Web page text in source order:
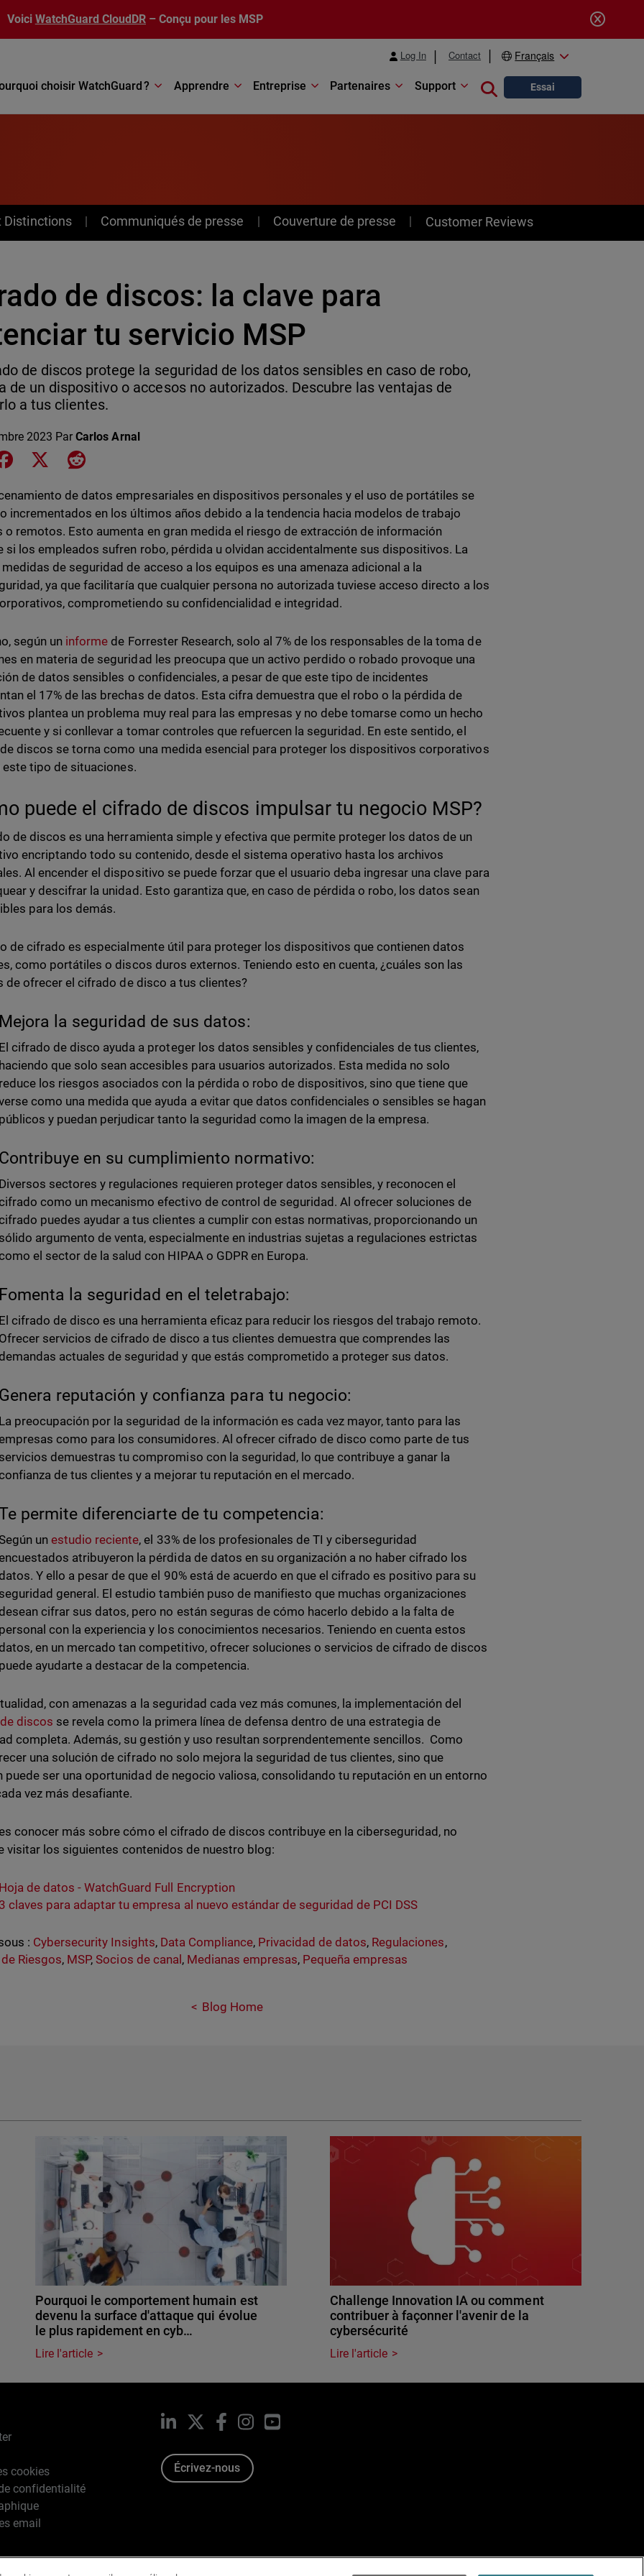
Voici WatchGuard CloudDR – Conçu pour les MSP
Log In Contact Français
choisir WatchGuard ? Apprendre Entreprise Partenaires Support Close search
Essai
Distinctions Communiqués de presse Couverture de presse Customer Reviews
de discos: la clave para
tu servicio MSP
de discos protege la seguridad de los datos sensibles en caso de robo,
de un dispositivo o accesos no autorizados. Descubre las ventajas de
a tus clientes.
2023 ParCarlos Arnal
on LinkedIn
Share on Facebook
Share on XShare on Reddit
de datos empresariales en dispositivos personales y el uso de portátiles se
incrementados en los últimos años debido a la tendencia hacia modelos de trabajo
o remotos. Esto aumenta en gran medida el riesgo de extracción de información
si los empleados sufren robo, pérdida u olvidan accidentalmente sus dispositivos. La
de seguridad de acceso a los equipos es una amenaza adicional a la
ya que facilitaría que cualquier persona no autorizada tuviese acceso directo a los
comprometiendo su confidencialidad e integridad.
según un informe de Forrester Research, solo al 7% de los responsables de la toma de
en materia de seguridad les preocupa que un activo perdido o robado provoque una
de datos sensibles o confidenciales, a pesar de que este tipo de incidentes
el 17% de las brechas de datos. Esta cifra demuestra que el robo o la pérdida de
plantea un problema muy real para las empresas y no debe tomarse como un hecho
y si conllevar a tomar controles que refuercen la seguridad. En este sentido, el
discos se torna como una medida esencial para proteger los dispositivos corporativos
este tipo de situaciones.
puede el cifrado de discos impulsar tu negocio MSP?
de discos es una herramienta simple y efectiva que permite proteger los datos de un
encriptando todo su contenido, desde el sistema operativo hasta los archivos
Al encender el dispositivo se puede forzar que el usuario deba ingresar una clave para
y descifrar la unidad. Esto garantiza que, en caso de pérdida o robo, los datos sean
para los demás.
de cifrado es especialmente útil para proteger los dispositivos que contienen datos
como portátiles o discos duros externos. Teniendo esto en cuenta, ¿cuáles son las
de ofrecer el cifrado de disco a tus clientes?
Mejora la seguridad de sus datos:
El cifrado de disco ayuda a proteger los datos sensibles y confidenciales de tus clientes,
haciendo que solo sean accesibles para usuarios autorizados. Esta medida no solo
reduce los riesgos asociados con la pérdida o robo de dispositivos, sino que tiene que
como una medida que ayuda a evitar que datos confidenciales o sensibles se hagan
públicos y puedan perjudicar tanto la seguridad como la imagen de la empresa.
Contribuye en su cumplimiento normativo:
Diversos sectores y regulaciones requieren proteger datos sensibles, y reconocen el
como un mecanismo efectivo de control de seguridad. Al ofrecer soluciones de
puedes ayudar a tus clientes a cumplir con estas normativas, proporcionando un
sólido argumento de venta, especialmente en industrias sujetas a regulaciones estrictas
el sector de la salud con HIPAA o GDPR en Europa.
Fomenta la seguridad en el teletrabajo:
El cifrado de disco es una herramienta eficaz para reducir los riesgos del trabajo remoto.
Ofrecer servicios de cifrado de disco a tus clientes demuestra que comprendes las
actuales de seguridad y que estás comprometido a proteger sus datos.
Genera reputación y confianza para tu negocio:
La preocupación por la seguridad de la información es cada vez mayor, tanto para las
como para los consumidores. Al ofrecer cifrado de disco como parte de tus
servicios demuestras tu compromiso con la seguridad, lo que contribuye a ganar la
de tus clientes y a mejorar tu reputación en el mercado.
permite diferenciarte de tu competencia:
unestudio reciente, el 33% de los profesionales de TI y ciberseguridad
atribuyeron la pérdida de datos en su organización a no haber cifrado los
Y ello a pesar de que el 90% está de acuerdo en que el cifrado es positivo para su
seguridad general. El estudio también puso de manifiesto que muchas organizaciones
cifrar sus datos, pero no están seguras de cómo hacerlo debido a la falta de
personal con la experiencia y los conocimientos necesarios. Teniendo en cuenta estos
en un mercado tan competitivo, ofrecer soluciones o servicios de cifrado de discos
puede ayudarte a destacar de la competencia.
con amenazas a la seguridad cada vez más comunes, la implementación del
discos se revela como la primera línea de defensa dentro de una estrategia de
completa. Además, su gestión y uso resultan sorprendentemente sencillos. Como
una solución de cifrado no solo mejora la seguridad de tus clientes, sino que
puede ser una oportunidad de negocio valiosa, consolidando tu reputación en un entorno
vez más desafiante.
conocer más sobre cómo el cifrado de discos contribuye en la ciberseguridad, no
visitar los siguientes contenidos de nuestro blog:
Hoja de datos - WatchGuard Full Encryption
3 claves para adaptar tu empresa al nuevo estándar de seguridad de PCI DSS
: Cybersecurity Insights, Data Compliance, Privacidad de datos, Regulaciones,
Riesgos, MSP,Socios de canal , Medianas empresas, Pequeña empresas
Blog Home
Pourquoi le comportement humain est
devenu la surface d'attaque qui évolue
le plus rapidement en cyb…
Lire l'article
Challenge Innovation IA ou comment
contribuer à façonner l'avenir de la
cybersécurité
Lire l'article
cookies
confidentialité
email
LinkedIn Facebook
InstagramYouTube
Écrivez-nous